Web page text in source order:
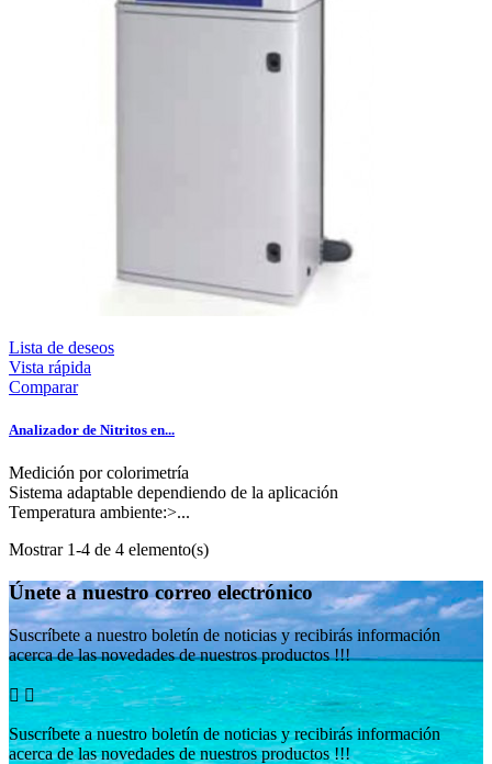
Lista de deseos
Vista rápida
Comparar
Analizador de Nitritos en...
Medición por colorimetría
Sistema adaptable dependiendo de la aplicación
Temperatura ambiente:>...
Mostrar 1-4 de 4 elemento(s)
Únete a nuestro correo electrónico
Suscríbete a nuestro boletín de noticias y recibirás información
acerca de las novedades de nuestros productos !!!
 
Suscríbete a nuestro boletín de noticias y recibirás información
acerca de las novedades de nuestros productos !!!